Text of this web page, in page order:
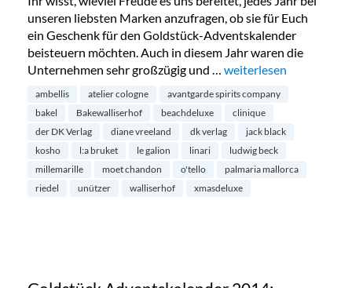
unseren liebsten Marken anzufragen, ob sie für Euch
ein Geschenk für den Goldstück-Adventskalender
beisteuern möchten. Auch in diesem Jahr waren die
Unternehmen sehr großzügig und … „Der große Goldstück
weiterlesen
ambellis atelier cologne
avantgarde spirits company
bakel
Bakewalliserhof beachdeluxe
clinique
der DK Verlag
diane vreeland dk verlag
jack black
kosho
l:a bruket le galion linari
ludwig beck
millemarille
moet chandon o'tello
palmaria mallorca
riedel
unützer walliserhof xmasdeluxe